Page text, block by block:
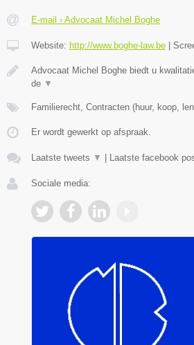
E-mail › Advocaat Michel Boghe
Website: http://www.boghe-law.be
Advocaat Michel Boghe biedt u
de ▼
Familierecht, Contracten (huur, koop,
Er wordt gewerkt op afspraak.
Laatste tweets ▼ Laatste facebook
Sociale media: